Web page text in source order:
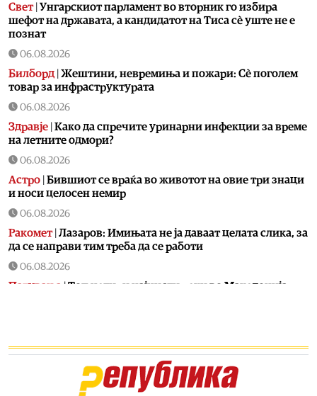
Свет| Унгарскиот парламент во вторник го избира
шефот на државата, а кандидатот на Тиса сè уште не е
познат
06.08.2026
Билборд Жештини, невремиња и пожари: Сè поголем
товар за инфраструктурата
06.08.2026
Здравје Како да спречите уринарни инфекции за време
на летните одмори?
06.08.2026
Астро Бившиот се враќа во животот на овие три знаци
и носи целосен немир
06.08.2026
Ракомет| Лазаров: Имињата не ја даваат целата слика, за
да се направи тим треба да се работи
06.08.2026
Патувања |Топ четири најчисти реки во Македонија:
дрвја од невремето во Скопје
МЗ: Комисија ќе спроведе стручен надзор за